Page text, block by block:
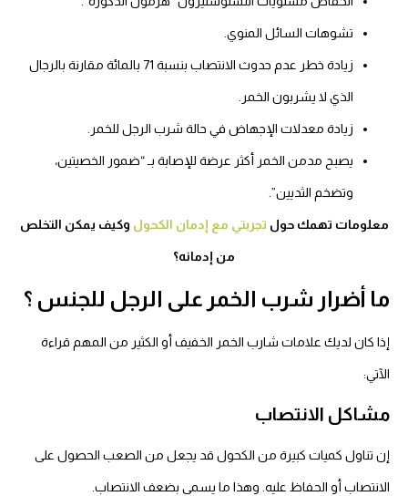
تشوهات السائل المنوي.
زيادة خطر عدم حدوث الانتصاب بنسبة 71 بالمائة مقارنة بالرجال
الذي لا يشربون الخمر.
زيادة معدلات الإجهاض في حالة شرب الرجل للخمر.
يصبح مدمن الخمر أكثر عرضة للإصابة بـ “ضمور الخصيتين،
وتضخم الثديين”.
معلومات تهمك حول تجربتي مع إدمان الكحول وكيف يمكن التخلص
من إدمانه؟
ما أضرار شرب الخمر على الرجل للجنس ؟
إذا كان لديك علامات شارب الخمر الخفيف أو الكثير من المهم قراءة
الآتي:
مشاكل الانتصاب
إن تناول كميات كبيرة من الكحول قد يجعل من الصعب الحصول على
الانتصاب أو الحفاظ عليه. وهذا ما يسمى بضعف الانتصاب.